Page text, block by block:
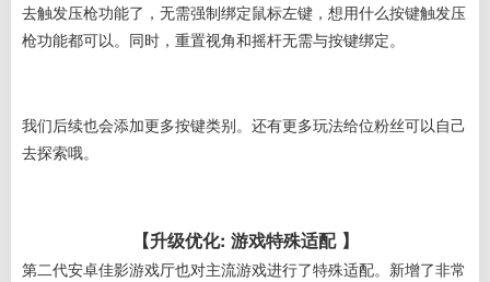
去触发压枪功能了，无需强制绑定鼠标左键，想用什么按键触发压
枪功能都可以。同时，重置视角和摇杆无需与按键绑定。
我们后续也会添加更多按键类别。还有更多玩法给位粉丝可以自己
去探索哦。
【升级优化: 游戏特殊适配 】
第二代安卓佳影游戏厅也对主流游戏进行了特殊适配。新增了非常